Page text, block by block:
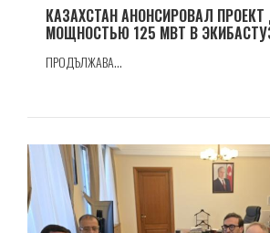
КАЗАХСТАН АНОНСИРОВАЛ
МОЩНОСТЬЮ 125 МВТ В
ПРОДЪЛЖАВА...